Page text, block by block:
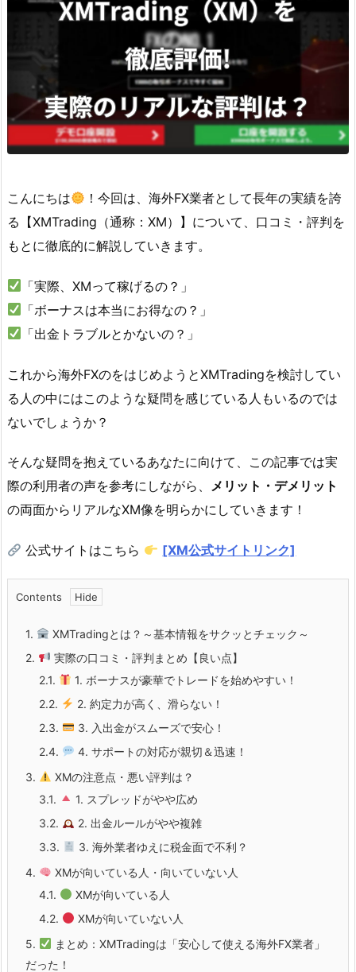
こんにちは
！今回は、海外FX業者として長年の実績を誇
る【XMTrading（通称：XM）】について、口コミ・評判を
もとに徹底的に解説していきます。
「実際、XMって稼げるの？」
「ボーナスは本当にお得なの？」
「出金トラブルとかないの？」
これから海外FXのをはじめようとXMTradingを検討してい
る人の中にはこのような疑問を感じている人もいるのでは
ないでしょうか？
そんな疑問を抱えているあなたに向けて、この記事では実
際の利用者の声を参考にしながら、 メリット・デメリット
の両面からリアルなXM像を明らかにしていきます！
公式サイトはこちら [XM公式サイトリンク]
Contents
1.
XMTradingとは？～基本情報をサクッとチェック～
2.
実際の口コミ・評判まとめ【良い点】
2.1.
1. ボーナスが豪華でトレードを始めやすい！
2.2.
2. 約定力が高く、滑らない！
2.3.
3. 入出金がスムーズで安心！
2.4.
4. サポートの対応が親切＆迅速！
3.
XMの注意点・悪い評判は？
3.1.
1. スプレッドがやや広め
3.2.
2. 出金ルールがやや複雑
3.3.
3. 海外業者ゆえに税金面で不利？
4.
XMが向いている人・向いていない人
4.1.
XMが向いている人
4.2.
XMが向いていない人
5.
まとめ：XMTradingは「安心して使える海外FX業者」
だった！